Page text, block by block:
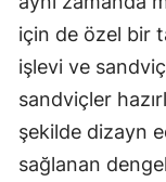
için de özel bir
işlevi ve
sandviçler
şekilde dizayn
sağlanan